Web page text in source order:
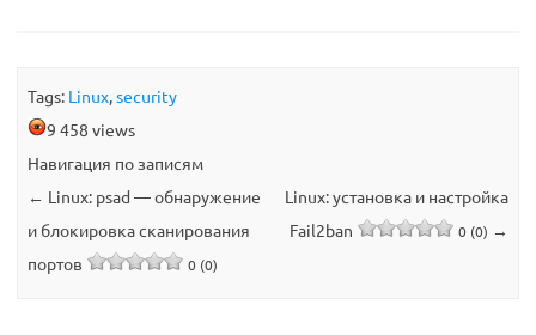
Tags: Linux,security
9 458 views
Навигация по записям
← Linux: psad — обнаружение
и блокировка сканирования
портов
0 (0)
Linux: установка и настройка
Fail2ban
0 (0) →